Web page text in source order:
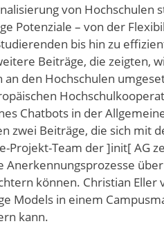
von Hochschulen
Potenziale – von der
bis hin zu
Beiträge, die zeigten,
den Hochschulen
Chatbots in der
zwei Beiträge, die sich mit
Projekt-Team der ]init[ AG
Anerkennungsprozesse
können. Christian Eller
Models in einem
kann.